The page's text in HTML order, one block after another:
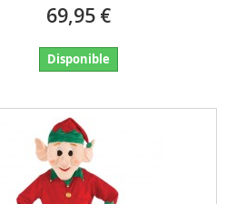
69,95 €
Disponible